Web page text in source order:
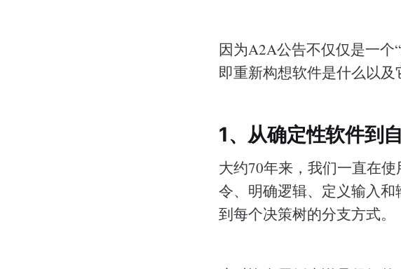
因为A2A公告不仅仅是一个
即重新构想软件是什么以及
1、从确定性软件到
大约70年来，我们一直在
令、明确逻辑、定义输入
到每个决策树的分支方式。